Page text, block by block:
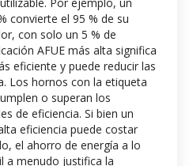
convierte el 95 % de su
con solo un 5 % de
AFUE más alta significa
eficiente y puede reducir las
Los hornos con la etiqueta
o superan los
de eficiencia. Si bien un
eficiencia puede costar
el ahorro de energía a lo
a menudo justifica la